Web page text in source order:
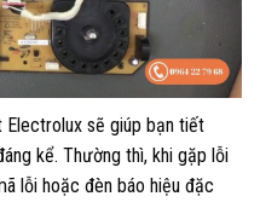
Electrolux sẽ giúp bạn tiết
kể. Thường thì, khi gặp lỗi
lỗi hoặc đèn báo hiệu đặc